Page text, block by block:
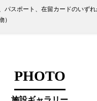
パスポート、在留カードのいず
）
PHOTO